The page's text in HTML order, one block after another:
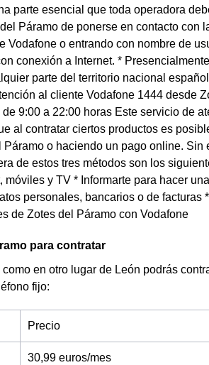
parte esencial que toda operadora
Páramo de ponerse en contacto con
o entrando con nombre de
conexión a Internet. *
parte del territorio nacional
al cliente Vodafone 1444 desde
9:00 a 22:00 horas Este servicio de
al contratar ciertos productos es
o haciendo un pago online. Sin
de estos tres métodos son los
y TV * Informarte para hacer
personales, bancarios o de facturas
de Zotes del Páramo con Vodafone
para contratar
en otro lugar de León podrás
fijo:
Precio
30,99 euros/mes